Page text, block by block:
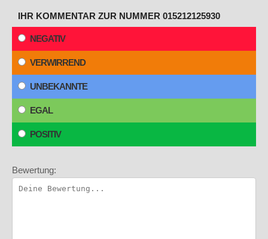
IHR KOMMENTAR ZUR NUMMER 015212125930
NEGATIV
VERWIRREND
UNBEKANNTE
EGAL
POSITIV
Bewertung: